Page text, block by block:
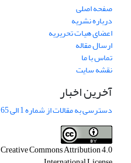
صفحه اصلی
درباره نشریه
اعضای هیات تحریریه
ارسال مقاله
تماس با ما
نقشه سایت
آخرین اخبار
دسترسی به مقالات از شماره 1 الی 65 پژوهشهای جغرافیایی
Creative Commons Attribution 4.0